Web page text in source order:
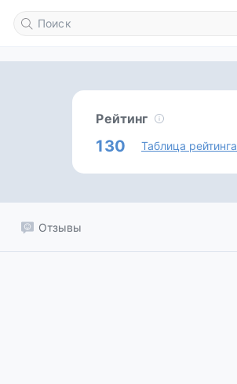
Рейтинг
130 Таблица рейтинга
Отзывы